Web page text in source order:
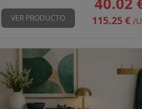
VER PRODUCTO 115.25 € /
Revestimiento Flexible